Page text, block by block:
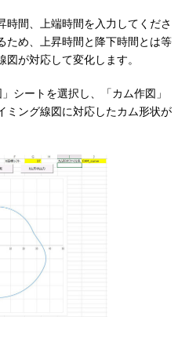
間、上端時間を入力してくださ
ため、上昇時間と降下時間とは等
が対応して変化します。
シートを選択し、「カム作図」
ミング線図に対応したカム形状が